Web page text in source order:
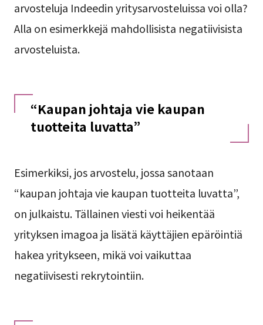
arvosteluja Indeedin yritysarvosteluissa voi olla?
Alla on esimerkkejä mahdollisista negatiivisista
arvosteluista.
“Kaupan johtaja vie kaupan
tuotteita luvatta”
Esimerkiksi, jos arvostelu, jossa sanotaan
“kaupan johtaja vie kaupan tuotteita luvatta”,
on julkaistu. Tällainen viesti voi heikentää
yrityksen imagoa ja lisätä käyttäjien epäröintiä
hakea yritykseen, mikä voi vaikuttaa
negatiivisesti rekrytointiin.